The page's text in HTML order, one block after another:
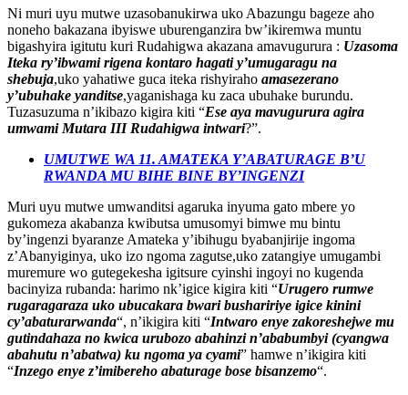
Ni muri uyu mutwe uzasobanukirwa uko Abazungu bageze aho
noneho bakazana ibyiswe uburenganzira bw’ikiremwa muntu
bigashyira igitutu kuri Rudahigwa akazana amavugurura : Uzasoma
Iteka ry’ibwami rigena kontaro hagati y’umugaragu na
shebuja,uko yahatiwe guca iteka rishyiraho amasezerano
y’ubuhake yanditse,yaganishaga ku zaca ubuhake burundu.
Tuzasuzuma n’ikibazo kigira kiti “Ese aya mavugurura agira
umwami Mutara III Rudahigwa intwari?”.
UMUTWE WA 11. AMATEKA Y’ABATURAGE B’U
RWANDA MU BIHE BINE BY’INGENZI
Muri uyu mutwe umwanditsi agaruka inyuma gato mbere yo
gukomeza akabanza kwibutsa umusomyi bimwe mu bintu
by’ingenzi byaranze Amateka y’ibihugu byabanjirije ingoma
z’Abanyiginya, uko izo ngoma zagutse,uko zatangiye umugambi
muremure wo gutegekesha igitsure cyinshi ingoyi no kugenda
bacinyiza rubanda: harimo nk’igice kigira kiti “Urugero rumwe
rugaragaraza uko ubucakara bwari bushaririye igice kinini
cy’abaturarwanda“, n’ikigira kiti “Intwaro enye zakoreshejwe mu
gutindahaza no kwica urubozo abahinzi n’ababumbyi (cyangwa
abahutu n’abatwa) ku ngoma ya cyami” hamwe n’ikigira kiti
“Inzego enye z’imibereho abaturage bose bisanzemo“.